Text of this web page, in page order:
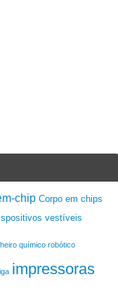
chip Corpo em chips
vestíveis
químico robótico
impressoras